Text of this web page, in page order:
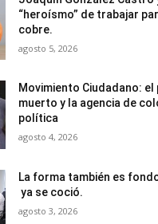
“heroísmo” de trabajar
cobre.
agosto 5, 2026
Movimiento Ciudadano: el
muerto y la agencia de
política
agosto 4, 2026
La forma también es
ya se coció.
agosto 3, 2026